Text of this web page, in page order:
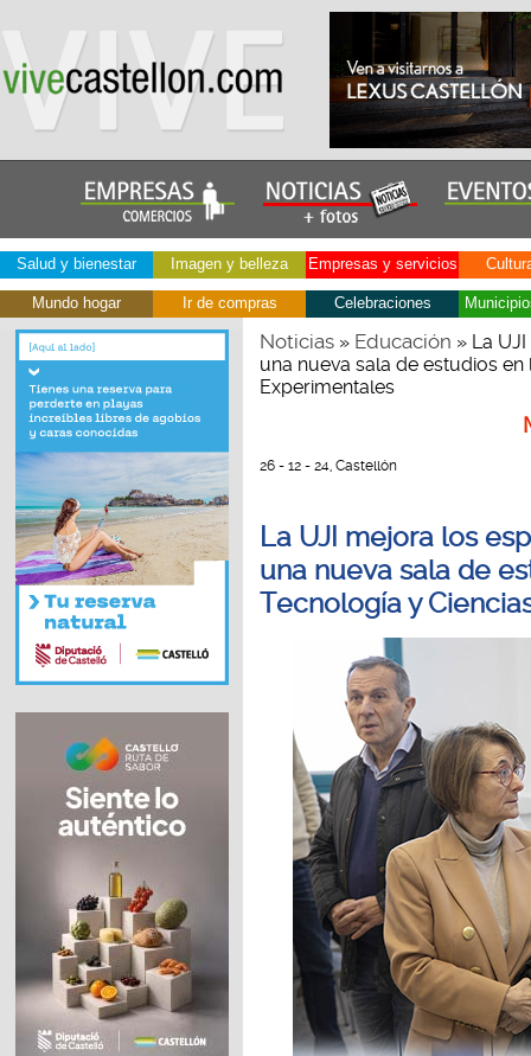
Salud y bienestar Imagen y belleza Empresas y servicios
Mundo hogar Ir de compras Celebraciones
Noticias» Educación » La
una nueva sala de estudios
Experimentales
26 - 12 - 24, Castellón
La UJI mejora los
una nueva sala de
Tecnología y